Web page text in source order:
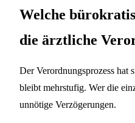
Welche
die ärztliche
Der Verordnungsprozess hat
bleibt mehrstufig. Wer die
unnötige Verzögerungen.